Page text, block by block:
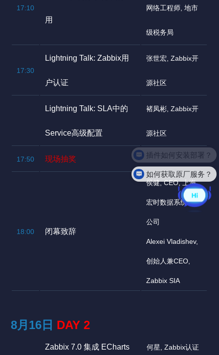
17:10
用
网络工程师, 地市
级税务局
17:30
Lightning Talk: Zabbix用
户认证
张世宏, Zabbix开
源社区
Lightning Talk: SLA中的
Service高级配置
褚凤彬, Zabbix开
源社区
17:50 现场抽奖
18:00 闭幕致辞
侯健, CEO, 上海
宏时数据系统有限
公司
Alexei Vladishev,
创始人兼CEO,
Zabbix SIA
8月16日 DAY 2
Zabbix 7.0 集成 ECharts 何星, Zabbix认证
如何获取原厂服务？